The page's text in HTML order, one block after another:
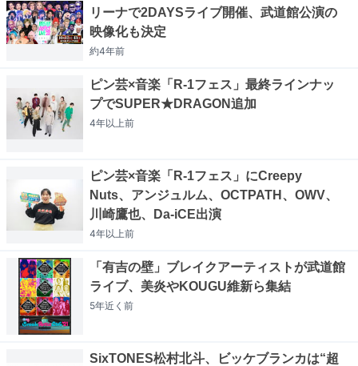
リーナで2DAYSライブ開催、武道館公演の
映像化も決定
約4年前
ピン芸×音楽「R-1フェス」最終ラインナッ
プでSUPER★DRAGON追加
4年以上前
ピン芸×音楽「R-1フェス」にCreepy
Nuts、アンジュルム、OCTPATH、OWV、
川崎鷹也、Da-iCE出演
4年以上前
「有吉の壁」ブレイクアーティストが武道館
ライブ、美炎やKOUGU維新ら集結
5年近く 前
SixTONES松村北斗、ビッケブランカは“超